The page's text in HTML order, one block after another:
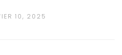
10, 2025